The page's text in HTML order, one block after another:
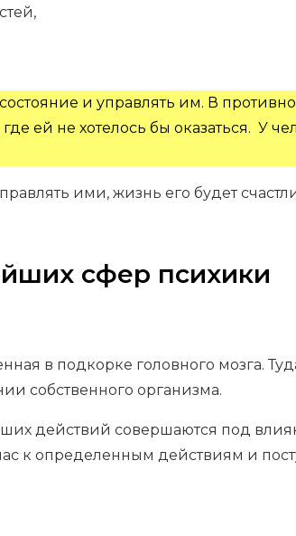
и управлять им. В
ей не хотелось бы оказаться. У
ими, жизнь его будет
сфер психики
в подкорке головного мозга.
собственного организма.
действий совершаются под
к определенным действиям и